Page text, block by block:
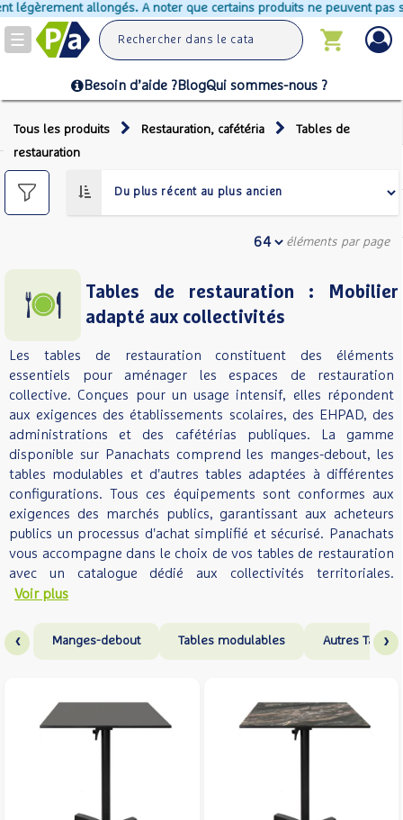
A noter que certains produits ne peuvent pas s'ajouter au
Toggle
navigation
Besoin d’aide ?BlogQui sommes-nous ?
Tous les produits Restauration, cafétéria
Tables de
restauration
éléments par page
Tables de restauration : Mobilier
adapté aux collectivités
Les tables de restauration constituent des éléments
essentiels pour aménager les espaces de restauration
collective. Conçues pour un usage intensif, elles répondent
aux exigences des établissements scolaires, des EHPAD, des
administrations et des cafétérias publiques. La gamme
disponible sur Panachats comprend les manges-debout, les
tables modulables et d'autres tables adaptées à différentes
configurations. Tous ces équipements sont conformes aux
exigences des marchés publics, garantissant aux acheteurs
publics un processus d'achat simplifié et sécurisé. Panachats
vous accompagne dans le choix de vos tables de restauration
avec un catalogue dédié aux collectivités territoriales.
Voir plus
‹ Manges-debout Tables modulables Autres Tables
›